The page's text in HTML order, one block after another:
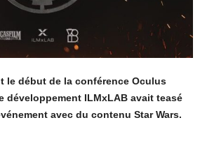
le début de la conférence Oculus
développement ILMxLAB avait teasé
avec du contenu Star Wars.